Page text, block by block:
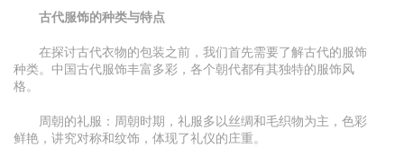
古代服饰的种类与特点
在探讨古代衣物的包装之前，我们首先需要了解古代的服饰
种类。中国古代服饰丰富多彩，各个朝代都有其独特的服饰风
格。
周朝的礼服：周朝时期，礼服多以丝绸和毛织物为主，色彩
鲜艳，讲究对称和纹饰，体现了礼仪的庄重。